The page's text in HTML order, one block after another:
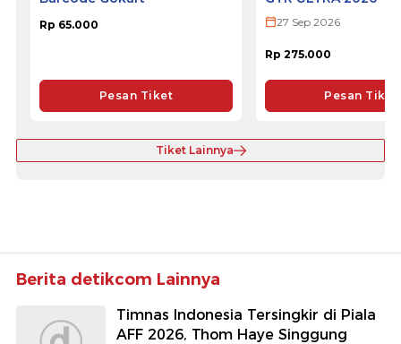
Rp 65.000
Pesan Tiket
27 Sep 2026
Rp 275.000
Pesan Tiket
Tiket Lainnya
Berita detikcom Lainnya
Timnas Indonesia Tersingkir di Piala
AFF 2026, Thom Haye Singgung